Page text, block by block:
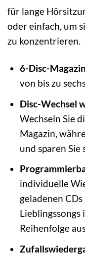
für lange
oder einfach, um
zu konzentrieren.
6-Disc-
von bis zu
Disc-Wechsel
Wechseln Sie
Magazin,
und sparen Sie
individuelle
geladenen
Lieblingssongs
Reihenfolge